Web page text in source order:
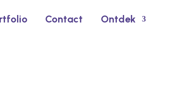
Contact Ontdek